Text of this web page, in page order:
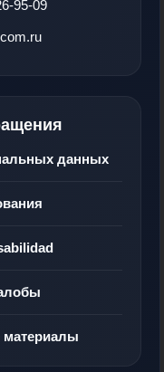
95-09
данных
материалы